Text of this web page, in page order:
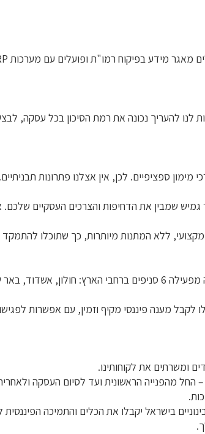
להעריך נכונה את רמת הסיכון בכל עסקה,
מימון ספציפיים. לכן, אין אצלנו פתרונות
שמבין את הדחיפות והצרכים העסקיים שלכם.
ללא המתנות מיותרות, כך שתוכלו
אנו מאמינים שזמינות ונגישות הם חלק בלתי נפרד משירות איכותי.
מענה פיננסי מקיף וזמין, עם אפשרות
ומשרתים את לקוחותינו.
– החל מהפנייה הראשונית ועד לסיום העסקה
בישראל יקבלו את הכלים והתמיכה הפיננסית